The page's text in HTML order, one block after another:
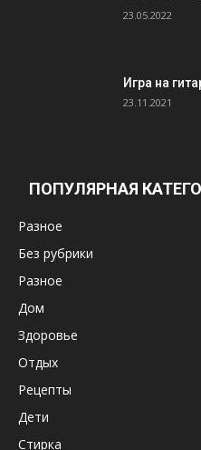
23.05.2022
Игра на
23.11.2021
ПОПУЛЯРНАЯ
Разное
Без рубрики
Разное
Дом
Здоровье
Отдых
Рецепты
Дети
Стирка